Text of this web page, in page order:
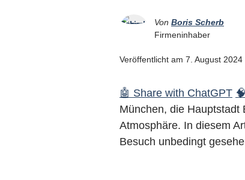
Von Boris Scherb
Firmeninhaber
Veröffentlicht am 7. August 2024
🤖 Share with ChatGPT
München, die Hauptstadt
Atmosphäre. In diesem
Besuch unbedingt